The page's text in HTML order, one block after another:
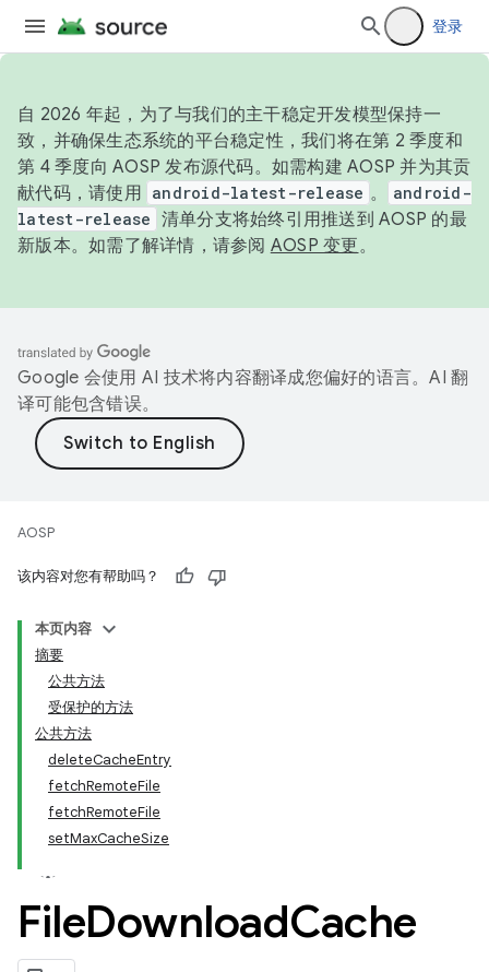
登录
自 2026 年起，为了与我们的主干稳定开发模型保持一
致，并确保生态系统的平台稳定性，我们将在第 2 季度和
第 4 季度向 AOSP 发布源代码。如需构建 AOSP 并为其贡
献代码，请使用 android-latest-release 。
android-
latest-release 清单分支将始终引用推送到 AOSP 的最
新版本。如需了解详情，请参阅 AOSP 变更。
Google 会使用 AI 技术将内容翻译成您偏好的语言。AI 翻
译可能包含错误。
AOSP
该内容对您有帮助吗？
本页内容
摘要
公共方法
受保护的方法
公共方法
deleteCacheEntry
fetchRemoteFile
fetchRemoteFile
setMaxCacheSize
FileDownloadCache